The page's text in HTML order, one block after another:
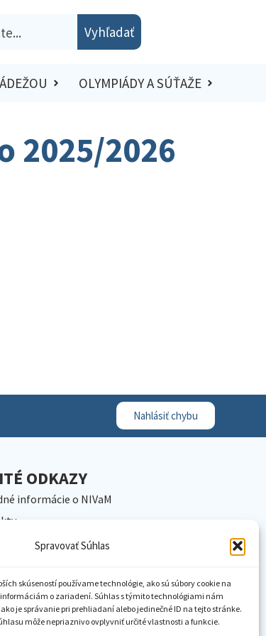
Spravovať Súhlas
skúseností používame technológie, ako sú súbory cookie na
o zariadení. Súhlas s týmito technológiami nám
je správanie pri prehliadaní alebo jedinečné ID na tejto stránke.
môže nepriaznivo ovplyvniť určité vlastnosti a funkcie.
Vyhľadať
OLYMPIÁDY A SÚŤAŽE
2025/2026
Nahlásiť chybu
ODKAZY
informácie o NIVaM
NIVaM
inštitúcie